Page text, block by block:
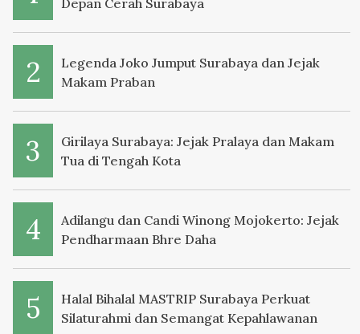
Legenda Joko Jumput Surabaya dan Jejak
Makam Praban
Girilaya Surabaya: Jejak Pralaya dan Makam
Tua di Tengah Kota
Adilangu dan Candi Winong Mojokerto: Jejak
Pendharmaan Bhre Daha
Halal Bihalal MASTRIP Surabaya Perkuat
Silaturahmi dan Semangat Kepahlawanan